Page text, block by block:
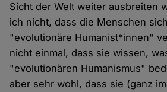
Sicht der Welt weiter ausbreiten
ich nicht, dass die Menschen
"evolutionäre Humanist*innen"
nicht einmal, dass sie wissen,
"evolutionären Humanismus"
aber sehr wohl, dass sie (ganz